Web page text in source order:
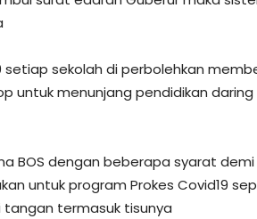
setiap sekolah di perbolehkan
untuk menunjang pendidikan
BOS dengan beberapa syarat
untuk program Prokes Covid19
tangan termasuk tisunya